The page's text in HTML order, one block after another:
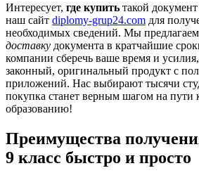
Интересует, где купить такой документ
наш сайт diplomy-grup24.com для
необходимых сведений. Мы
доставку документа в кратчайшие
компании сберечь ваше время и
законный, оригинальный продукт с
приложений. Нас выбирают тысячи
покупка станет верным шагом на
образованию!
Преимущества
9 класс быстро и просто